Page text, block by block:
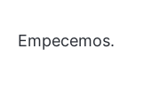
Empecemos.